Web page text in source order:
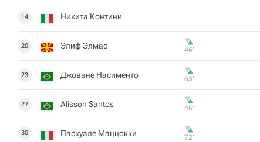
14 Никита Контини
20 Элиф Элмас 46‎’‎
23 Джоване Насименто 63‎’‎
27 Alisson Santos 46‎’‎
30 Паскуале Маццокки 72‎’‎